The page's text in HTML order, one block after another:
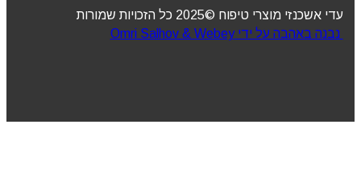
עדי אשכנזי מוצרי טיפוח ©2025 כל הזכויות שמורות
נבנה באהבה על ידי Omri Salhov & Webey